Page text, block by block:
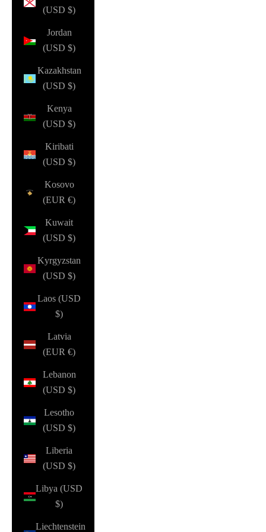
(USD $)
Jordan
(USD $)
Kazakhstan
(USD $)
Kenya
(USD $)
Kiribati
(USD $)
Kosovo
(EUR €)
Kuwait
(USD $)
Kyrgyzstan
(USD $)
Laos (USD
$)
Latvia
(EUR €)
Lebanon
(USD $)
Lesotho
(USD $)
Liberia
(USD $)
Libya (USD
$)
Liechtenstein